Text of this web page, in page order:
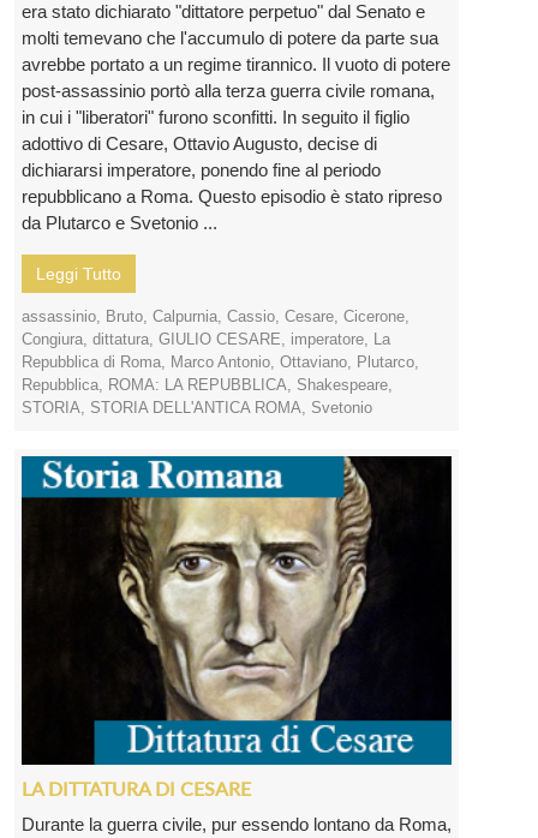
era stato dichiarato "dittatore perpetuo" dal Senato e
molti temevano che l'accumulo di potere da parte sua
avrebbe portato a un regime tirannico. Il vuoto di potere
post-assassinio portò alla terza guerra civile romana,
in cui i "liberatori" furono sconfitti. In seguito il figlio
adottivo di Cesare, Ottavio Augusto, decise di
dichiararsi imperatore, ponendo fine al periodo
repubblicano a Roma. Questo episodio è stato ripreso
da Plutarco e Svetonio ...
Leggi Tutto
assassinio, Bruto, Calpurnia, Cassio, Cesare, Cicerone,
Congiura, dittatura, GIULIO CESARE, imperatore, La
Repubblica di Roma, Marco Antonio, Ottaviano, Plutarco,
Repubblica, ROMA: LA REPUBBLICA, Shakespeare,
STORIA, STORIA DELL'ANTICA ROMA, Svetonio
LA DITTATURA DI CESARE
Durante la guerra civile, pur essendo lontano da Roma,